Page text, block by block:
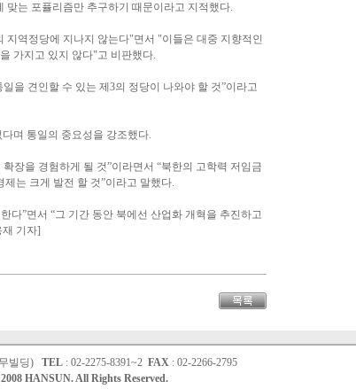
맞는 포퓰리즘만 추구하기 때문이라고 지적했다.
지역정당에 지나지 않는다"면서 "이들은 대중 지향적인
을 가지고 있지 않다"고 비판했다.
을 견인할 수 있는 제3의 정당이 나와야 할 것”이라고
며 통일의 중요성을 강조했다.
장을 경험하게 될 것”이라면서 “북한의 고학력 저임금
는 크게 발전 할 것”이라고 말했다.
다”면서 “그 기간 동안 북에선 산업화 개혁을 추진하고
기자]
빌딩) TEL: 02-2275-8391~2 FAX: 02-2266-2795
HANSUN. All Rights Reserved.